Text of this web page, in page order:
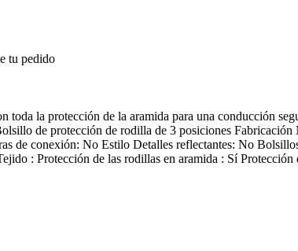
tu pedido
toda la protección de la aramida para una conducción
de protección de rodilla de 3 posiciones
de conexión: No Estilo Detalles reflectantes: No
: Protección de las rodillas en aramida : Sí